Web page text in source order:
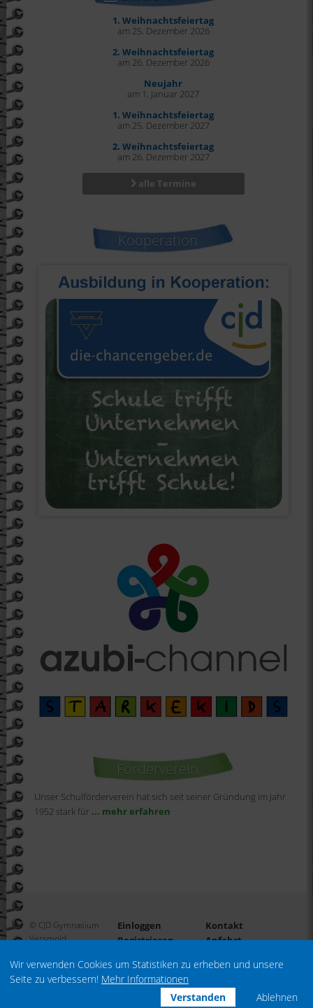
Wir verwenden Cookies um Statistiken zu erheben und unsere
Seite zu verbessern! Mehr Informationen
Verstanden
Ablehnen
1. Weihnachtsfeiertag
am 25. Dezember 2026
2. Weihnachtsfeiertag
am 26. Dezember 2026
Neujahr
am 1. Januar 2027
1. Weihnachtsfeiertag
am 25. Dezember 2027
2. Weihnachtsfeiertag
am 26. Dezember 2027
alle Termine
Kooperation
Förderverein
Unser Schulförderverein hat sich seit seiner Gründung im Jahr
1952 stark für ... mehr erfahren
© CJD Gymnasium
Versmold
Einloggen
Registrieren
vergessen?
Kontakt
Anfahrt
Datenschutz